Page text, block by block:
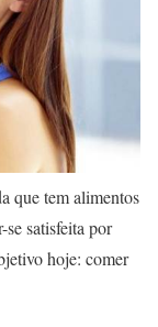
que tem alimentos
satisfeita por
hoje: comer